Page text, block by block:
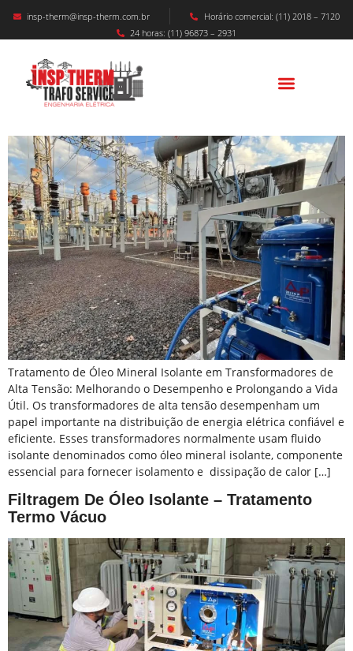
insp-therm@insp-therm.com.br
Horário comercial: (11) 2018 – 7120
24 horas: (11) 96873 – 2931
Tratamento De Óleo Mineral Isolante Em
Transformadores
Tratamento de Óleo Mineral Isolante em Transformadores de
Alta Tensão: Melhorando o Desempenho e Prolongando a Vida
Útil. Os transformadores de alta tensão desempenham um
papel importante na distribuição de energia elétrica confiável e
eficiente. Esses transformadores normalmente usam fluido
isolante denominados como óleo mineral isolante, componente
essencial para fornecer isolamento e dissipação de calor […]
Filtragem De Óleo Isolante – Tratamento
Termo Vácuo